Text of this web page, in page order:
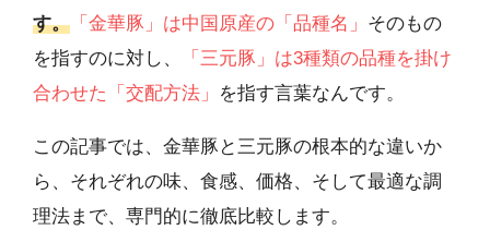
す。 「金華豚」は中国原産の「品種名」 そのもの
を指すのに対し、
「三元豚」は3種類の品種を掛け
合わせた「交配方法」
を指す言葉なんです。
この記事では、金華豚と三元豚の根本的な違いか
ら、それぞれの味、食感、価格、そして最適な調
理法まで、専門的に徹底比較します。